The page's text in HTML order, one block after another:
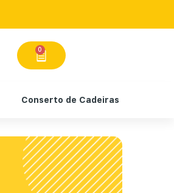
0
Conserto de Cadeiras